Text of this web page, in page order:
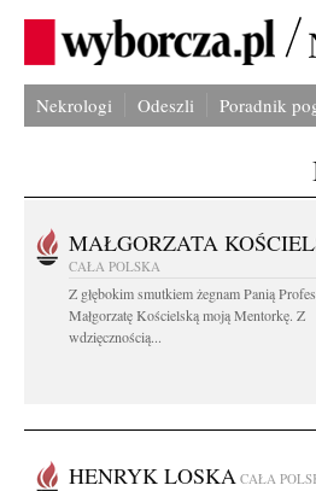
Nekrologi Odeszli Poradnik
MAŁGORZATA
CAŁA POLSKA
Z głębokim smutkiem żegnam Panią
Małgorzatę Kościelską moją Mentorkę. Z
wdzięcznością...
HENRYK LOSKA CAŁA